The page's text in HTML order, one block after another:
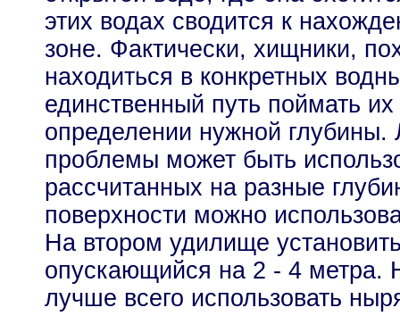
этих водах сводится к
зоне. Фактически, хищники,
находиться в конкретных
единственный путь поймать
определении нужной
проблемы может быть
рассчитанных на разные
поверхности можно
На втором удилище
опускающийся на 2 - 4 метра.
лучше всего использовать